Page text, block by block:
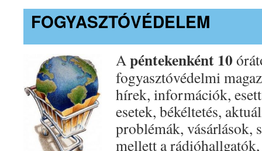
FOGYASZTÓVÉDELEM
Apéntekenként 10
fogyasztóvédelmi
hírek, információk,
esetek, békéltetés,
problémák, vásárlások,
mellett a